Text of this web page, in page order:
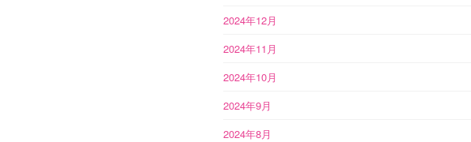
2024年12月
2024年11月
2024年10月
2024年9月
2024年8月